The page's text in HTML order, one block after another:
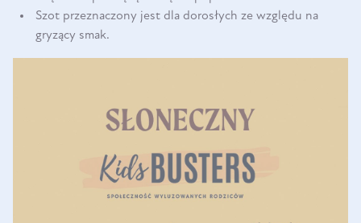
Szot przeznaczony jest dla dorosłych ze względu na
gryzący smak.